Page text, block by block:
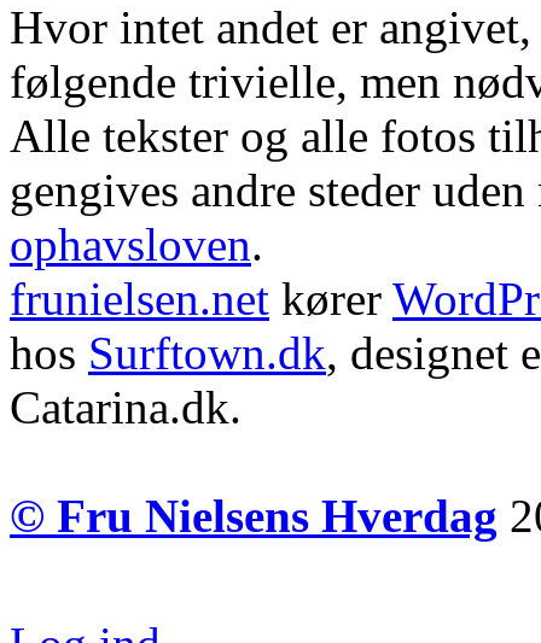
Hvor intet andet er
følgende trivielle, men
Alle tekster og alle fotos
gengives andre steder
ophavsloven.
frunielsen.net kører
hos Surftown.dk, designet
Catarina.dk.
© Fru Nielsens Hverdag